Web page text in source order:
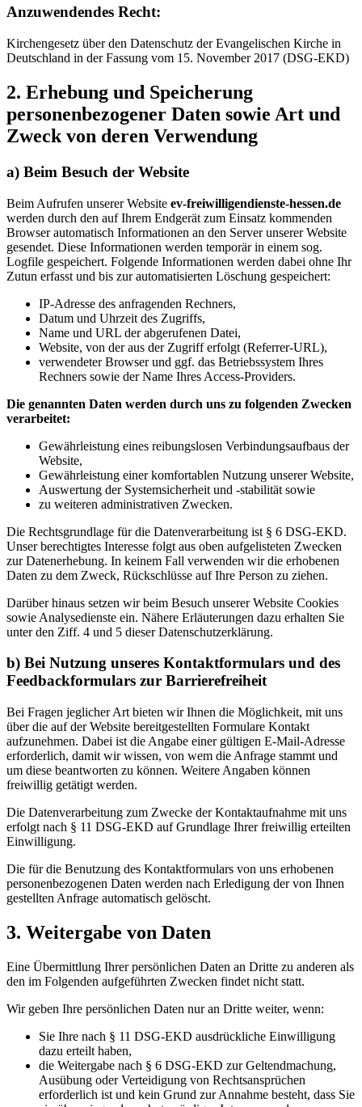
Anzuwendendes Recht:
Kirchengesetz über den Datenschutz der Evangelischen Kirche in
Deutschland in der Fassung vom 15. November 2017 (DSG-EKD)
2. Erhebung und Speicherung
personenbezogener Daten sowie Art und
Zweck von deren Verwendung
a) Beim Besuch der Website
Beim Aufrufen unserer Website ev-freiwilligendienste-hessen.de
werden durch den auf Ihrem Endgerät zum Einsatz kommenden
Browser automatisch Informationen an den Server unserer Website
gesendet. Diese Informationen werden temporär in einem sog.
Logfile gespeichert. Folgende Informationen werden dabei ohne Ihr
Zutun erfasst und bis zur automatisierten Löschung gespeichert:
IP-Adresse des anfragenden Rechners,
Datum und Uhrzeit des Zugriffs,
Name und URL der abgerufenen Datei,
Website, von der aus der Zugriff erfolgt (Referrer-URL),
verwendeter Browser und ggf. das Betriebssystem Ihres
Rechners sowie der Name Ihres Access-Providers.
Die genannten Daten werden durch uns zu folgenden Zwecken
verarbeitet:
Gewährleistung eines reibungslosen Verbindungsaufbaus der
Website,
Gewährleistung einer komfortablen Nutzung unserer Website,
Auswertung der Systemsicherheit und -stabilität sowie
zu weiteren administrativen Zwecken.
Die Rechtsgrundlage für die Datenverarbeitung ist § 6 DSG-EKD.
Unser berechtigtes Interesse folgt aus oben aufgelisteten Zwecken
zur Datenerhebung. In keinem Fall verwenden wir die erhobenen
Daten zu dem Zweck, Rückschlüsse auf Ihre Person zu ziehen.
Darüber hinaus setzen wir beim Besuch unserer Website Cookies
sowie Analysedienste ein. Nähere Erläuterungen dazu erhalten Sie
unter den Ziff. 4 und 5 dieser Datenschutzerklärung.
b) Bei Nutzung unseres Kontaktformulars und des
Feedbackformulars zur Barrierefreiheit
Bei Fragen jeglicher Art bieten wir Ihnen die Möglichkeit, mit uns
über die auf der Website bereitgestellten Formulare Kontakt
aufzunehmen. Dabei ist die Angabe einer gültigen E-Mail-Adresse
erforderlich, damit wir wissen, von wem die Anfrage stammt und
um diese beantworten zu können. Weitere Angaben können
freiwillig getätigt werden.
Die Datenverarbeitung zum Zwecke der Kontaktaufnahme mit uns
erfolgt nach § 11 DSG-EKD auf Grundlage Ihrer freiwillig erteilten
Einwilligung.
Die für die Benutzung des Kontaktformulars von uns erhobenen
personenbezogenen Daten werden nach Erledigung der von Ihnen
gestellten Anfrage automatisch gelöscht.
3. Weitergabe von Daten
Eine Übermittlung Ihrer persönlichen Daten an Dritte zu anderen als
den im Folgenden aufgeführten Zwecken findet nicht statt.
Wir geben Ihre persönlichen Daten nur an Dritte weiter, wenn:
Sie Ihre nach § 11 DSG-EKD ausdrückliche Einwilligung
dazu erteilt haben,
die Weitergabe nach § 6 DSG-EKD zur Geltendmachung,
Ausübung oder Verteidigung von Rechtsansprüchen
erforderlich ist und kein Grund zur Annahme besteht, dass Sie